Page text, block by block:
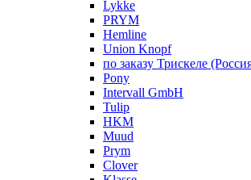
Lykke
PRYM
Hemline
Union Knopf
по заказу Трискеле
Pony
Intervall GmbH
Tulip
HKM
Muud
Prym
Clover